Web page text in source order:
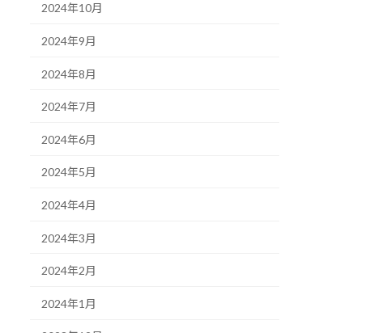
2024年10月
2024年9月
2024年8月
2024年7月
2024年6月
2024年5月
2024年4月
2024年3月
2024年2月
2024年1月